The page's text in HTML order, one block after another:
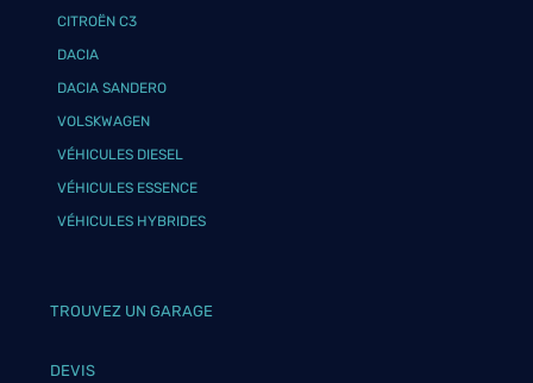
CITROËN C3
DACIA
DACIA SANDERO
VOLSKWAGEN
VÉHICULES DIESEL
VÉHICULES ESSENCE
VÉHICULES HYBRIDES
TROUVEZ UN GARAGE
DEVIS